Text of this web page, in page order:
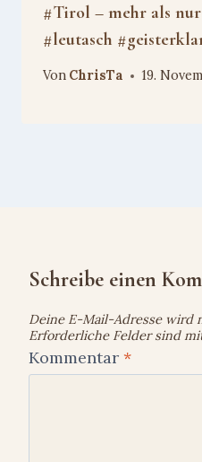
#Tirol – mehr als
#leutasch
Von ChrisTa 19.
Schreibe einen
Deine E-Mail-Adresse wird
Erforderliche Felder sind
Kommentar *